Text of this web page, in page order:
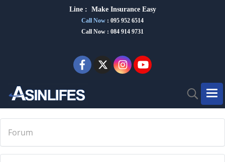
Line : Make Insurance Easy
Call Now : 095 952 6514
Call Now : 084 914 9731
Forum